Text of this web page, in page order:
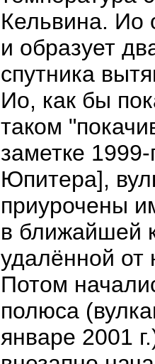
Кельвина. Ио
и образует
спутника
Ио, как бы
таком
заметке
Юпитера],
приурочены
в ближайшей
удалённой от
Потом
полюса
январе 2001